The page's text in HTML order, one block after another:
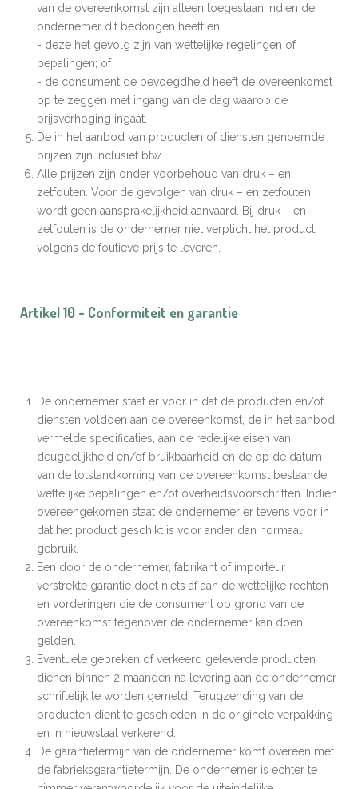
van de overeenkomst zijn alleen toegestaan indien de
ondernemer dit bedongen heeft en:
- deze het gevolg zijn van wettelijke regelingen of
bepalingen; of
- de consument de bevoegdheid heeft de overeenkomst
op te zeggen met ingang van de dag waarop de
prijsverhoging ingaat.
De in het aanbod van producten of diensten genoemde
prijzen zijn inclusief btw.
Alle prijzen zijn onder voorbehoud van druk – en
zetfouten. Voor de gevolgen van druk – en zetfouten
wordt geen aansprakelijkheid aanvaard. Bij druk – en
zetfouten is de ondernemer niet verplicht het product
volgens de foutieve prijs te leveren.
Artikel 10 - Conformiteit en garantie
De ondernemer staat er voor in dat de producten en/of
diensten voldoen aan de overeenkomst, de in het aanbod
vermelde specificaties, aan de redelijke eisen van
deugdelijkheid en/of bruikbaarheid en de op de datum
van de totstandkoming van de overeenkomst bestaande
wettelijke bepalingen en/of overheidsvoorschriften. Indien
overeengekomen staat de ondernemer er tevens voor in
dat het product geschikt is voor ander dan normaal
gebruik.
Een door de ondernemer, fabrikant of importeur
verstrekte garantie doet niets af aan de wettelijke rechten
en vorderingen die de consument op grond van de
overeenkomst tegenover de ondernemer kan doen
gelden.
Eventuele gebreken of verkeerd geleverde producten
dienen binnen 2 maanden na levering aan de ondernemer
schriftelijk te worden gemeld. Terugzending van de
producten dient te geschieden in de originele verpakking
en in nieuwstaat verkerend.
De garantietermijn van de ondernemer komt overeen met
de fabrieksgarantietermijn. De ondernemer is echter te